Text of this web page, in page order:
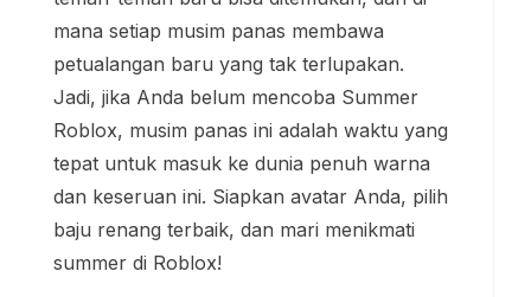
mana setiap musim panas membawa
petualangan baru yang tak terlupakan.
Jadi, jika Anda belum mencoba Summer
Roblox, musim panas ini adalah waktu yang
tepat untuk masuk ke dunia penuh warna
dan keseruan ini. Siapkan avatar Anda, pilih
baju renang terbaik, dan mari menikmati
summer di Roblox!